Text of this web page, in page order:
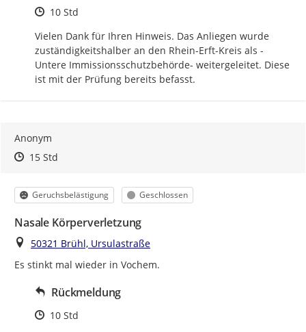
Zeitpunkt des Erstellens
10 Std
Vielen Dank für Ihren Hinweis. Das Anliegen wurde
zuständigkeitshalber an den Rhein-Erft-Kreis als -
Untere Immissionsschutzbehörde- weitergeleitet. Diese
ist mit der Prüfung bereits befasst.
Anonym
Zeitpunkt des Erstellens
Zeitpunkt des Erstellens
15 StdZur Äußerung
Kategorie
Geruchsbelästigung Status
Geschlossen
Nasale Körperverletzung
Ort
50321 Brühl, Ursulastraße
Es stinkt mal wieder in Vochem.
Rückmeldung
Zeitpunkt des Erstellens
10 Std